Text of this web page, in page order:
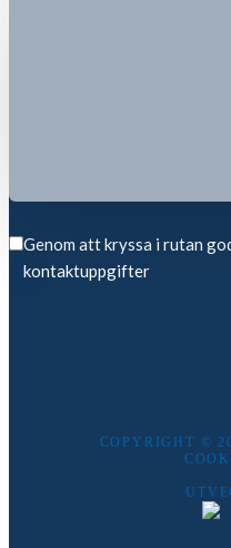
Genom att kryssa i rutan
kontaktuppgifter
COPYRIGHT ©